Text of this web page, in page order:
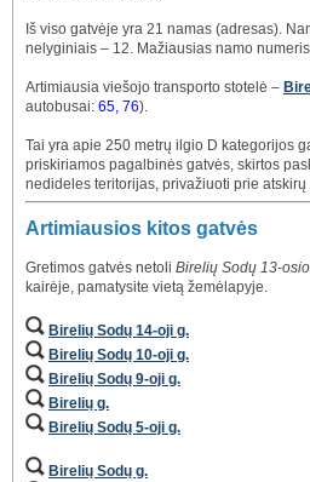
Iš viso gatvėje yra 21 namas (adresas).
nelyginiais – 12. Mažiausias namo
Artimiausia viešojo transporto stotelė –
autobusai: 65, 76).
Tai yra apie 250 metrų ilgio D kategorijos
priskiriamos pagalbinės gatvės, skirtos
nedideles teritorijas, privažiuoti prie atskirų
Artimiausios kitos gatvės
Gretimos gatvės netoli Birelių Sodų 13-
kairėje, pamatysite vietą žemėlapyje.
Birelių Sodų 14-oji g.
Birelių Sodų 10-oji g.
Birelių Sodų 9-oji g.
Birelių g.
Birelių Sodų 5-oji g.
Birelių Sodų g.